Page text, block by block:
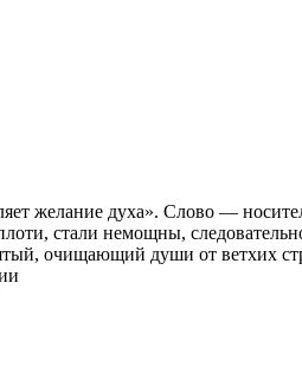
желание духа». Слово —
стали немощны,
очищающий души от ветхих